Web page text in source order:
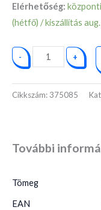
Elérhetőség:
(hétfő) / kiszállítás aug.
- +
Cikkszám: 375085
További
Tömeg
EAN